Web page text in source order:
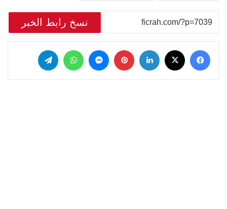
نسخ رابط الخبر
فيسبوك لينكدإن بينتيريست
ماسنجر واتساب